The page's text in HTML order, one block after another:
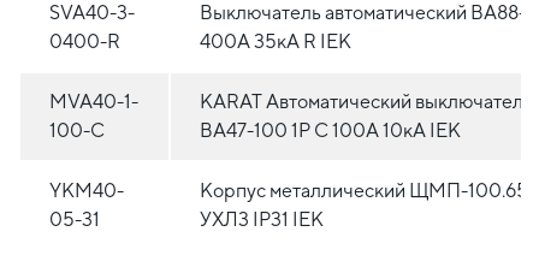
SVA40-3-
0400-R
Выключатель автоматический ВА88-
400А 35кА R IEK
MVA40-1-
100-C
KARAT Автоматический выключатель
ВА47-100 1P C 100А 10кА IEK
YKM40-
05-31
Корпус металлический ЩМП-
УХЛ3 IP31 IEK